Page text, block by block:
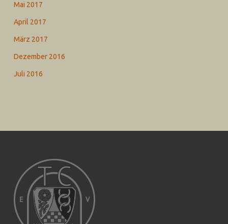
Mai 2017
April 2017
März 2017
Dezember 2016
Juli 2016